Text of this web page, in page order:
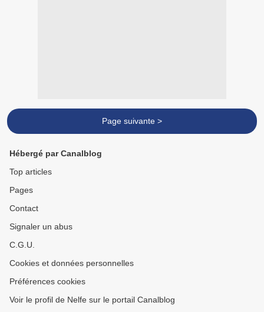
Page suivante >
Hébergé par Canalblog
Top articles
Pages
Contact
Signaler un abus
C.G.U.
Cookies et données personnelles
Préférences cookies
Voir le profil de Nelfe sur le portail Canalblog